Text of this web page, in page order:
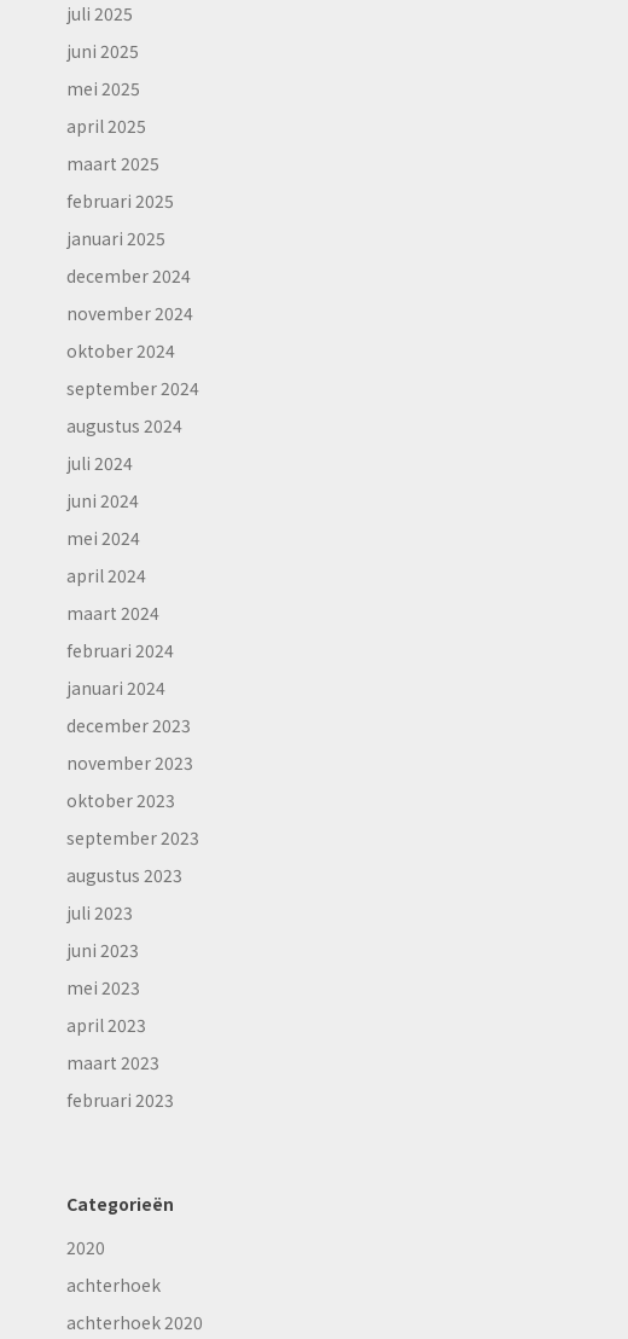
juli 2025
juni 2025
mei 2025
april 2025
maart 2025
februari 2025
januari 2025
december 2024
november 2024
oktober 2024
september 2024
augustus 2024
juli 2024
juni 2024
mei 2024
april 2024
maart 2024
februari 2024
januari 2024
december 2023
november 2023
oktober 2023
september 2023
augustus 2023
juli 2023
juni 2023
mei 2023
april 2023
maart 2023
februari 2023
Categorieën
2020
achterhoek
achterhoek 2020